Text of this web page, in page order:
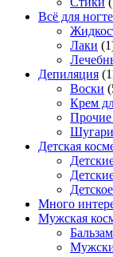
Всё для
Лаки
Депиляция
Воски
Крем
Прочие
Детская
Много
Мужская